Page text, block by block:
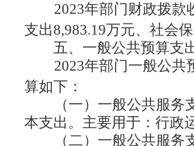
2023年部门财政拨款
支出8,983.19万元、社会
五、 一般公共预算支
2023年部门一般公共
算如下：
（一）一般公共服
本支出。主要用于：行政
（二）一般公共服